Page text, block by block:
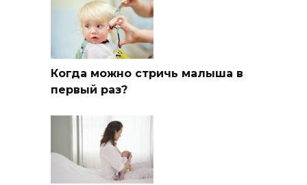
Когда можно стричь малыша в
первый раз?